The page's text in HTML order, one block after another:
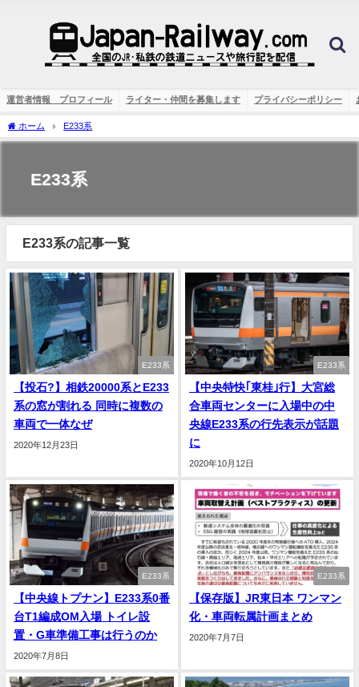
運営者情報 プロフィール ライター・仲間を募集します プライバシーポリシー
ホーム E233系
E233系
E233系の記事一覧
E233系
【投石?】相鉄20000系とE233
系の窓が割れる 同時に複数の
車両で一体なぜ
2020年12月23日
E233系
【中央特快｢東桂｣行】大宮総
合車両センターに入場中の中
央線E233系の行先表示が話題
に
2020年10月12日
E233系
【中央線トプナン】E233系0番
台T1編成OM入場 トイレ設
置・G車準備工事は行うのか
2020年7月8日
E233系
【保存版】JR東日本 ワンマン
化・車両転属計画まとめ
2020年7月7日